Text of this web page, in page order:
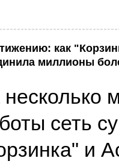
как
миллионы
сеть
и